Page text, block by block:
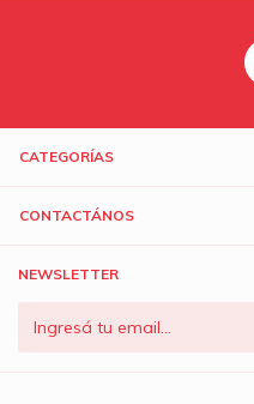
CATEGORÍAS
CONTACTÁNOS
NEWSLETTER